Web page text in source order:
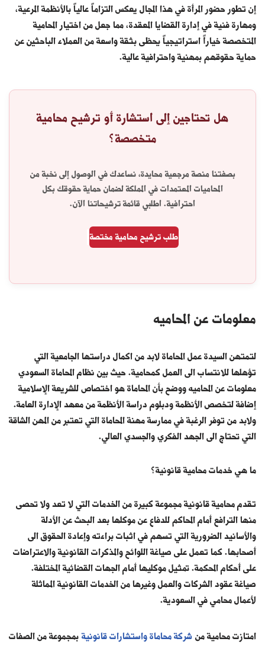
إن تطور حضور المرأة في هذا المجال يعكس التزاماً عالياً بالأنظمة المرعية،
ومهارة فنية في إدارة القضايا المعقدة، مما جعل من اختيار المحامية
المتخصصة خياراً استراتيجياً يحظى بثقة واسعة من العملاء الباحثين عن
حماية حقوقهم بمهنية واحترافية عالية.
هل تحتاجين إلى استشارة أو ترشيح محامية
متخصصة؟
بصفتنا منصة مرجعية محايدة، نساعدك في الوصول إلى نخبة من
المحاميات المعتمدات في المملكة لضمان حماية حقوقك بكل
احترافية. اطلبي قائمة ترشيحاتنا الآن.
طلب ترشيح محامية مختصة
معلومات عن المحاميه
لتمتهن السيدة عمل المحاماة لابد من اكمال دراستها الجامعية التي
تؤهلها للانتساب الى العمل كمحامية. حيث بين نظام المحاماة السعودي
معلومات عن المحاميه ووضح بأن المحاماة هو اختصاص للشريعة الإسلامية
إضافة لتخصص الأنظمة ودبلوم دراسة الأنظمة من معهد الإدارة العامة.
ولابد من توفر الرغبة في ممارسة مهنة المحاماة التي تعتبر من المهن الشاقة
التي تحتاج الى الجهد الفكري والجسدي العالي.
ما هي خدمات محامية قانونية؟
تقدم محامية قانونية مجموعة كبيرة من الخدمات التي لا تعد ولا تحصى
منها الترافع أمام المحاكم للدفاع عن موكلها بعد البحث عن الأدلة
والأسانيد الضرورية التي تسهم في اثبات براءته وإعادة الحقوق الى
أصحابها. كما تعمل على صياغة اللوائح والمذكرات القانونية والاعتراضات
على أحكام المحكمة. تمثيل موكليها أمام الجهات القضائية المختلفة.
صياغة عقود الشركات والعمل وغيرها من الخدمات القانونية المماثلة
لأعمال محامي في السعودية.
امتازت محامية منشركة محاماة واستشارات قانونيةبمجموعة من الصفات